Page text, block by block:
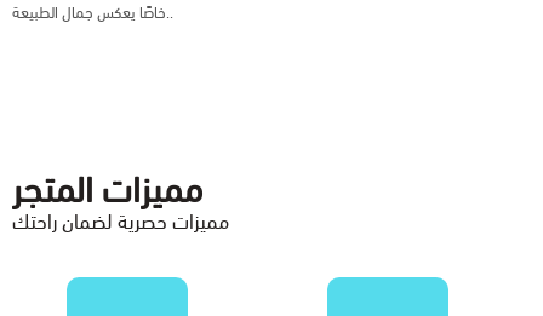
خاصًا يعكس جمال الطبيعة..
مميزات المتجر
مميزات حصرية لضمان راحتك